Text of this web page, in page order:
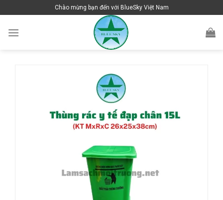
to
content
Chào mừng bạn đến với BlueSky Việt Nam